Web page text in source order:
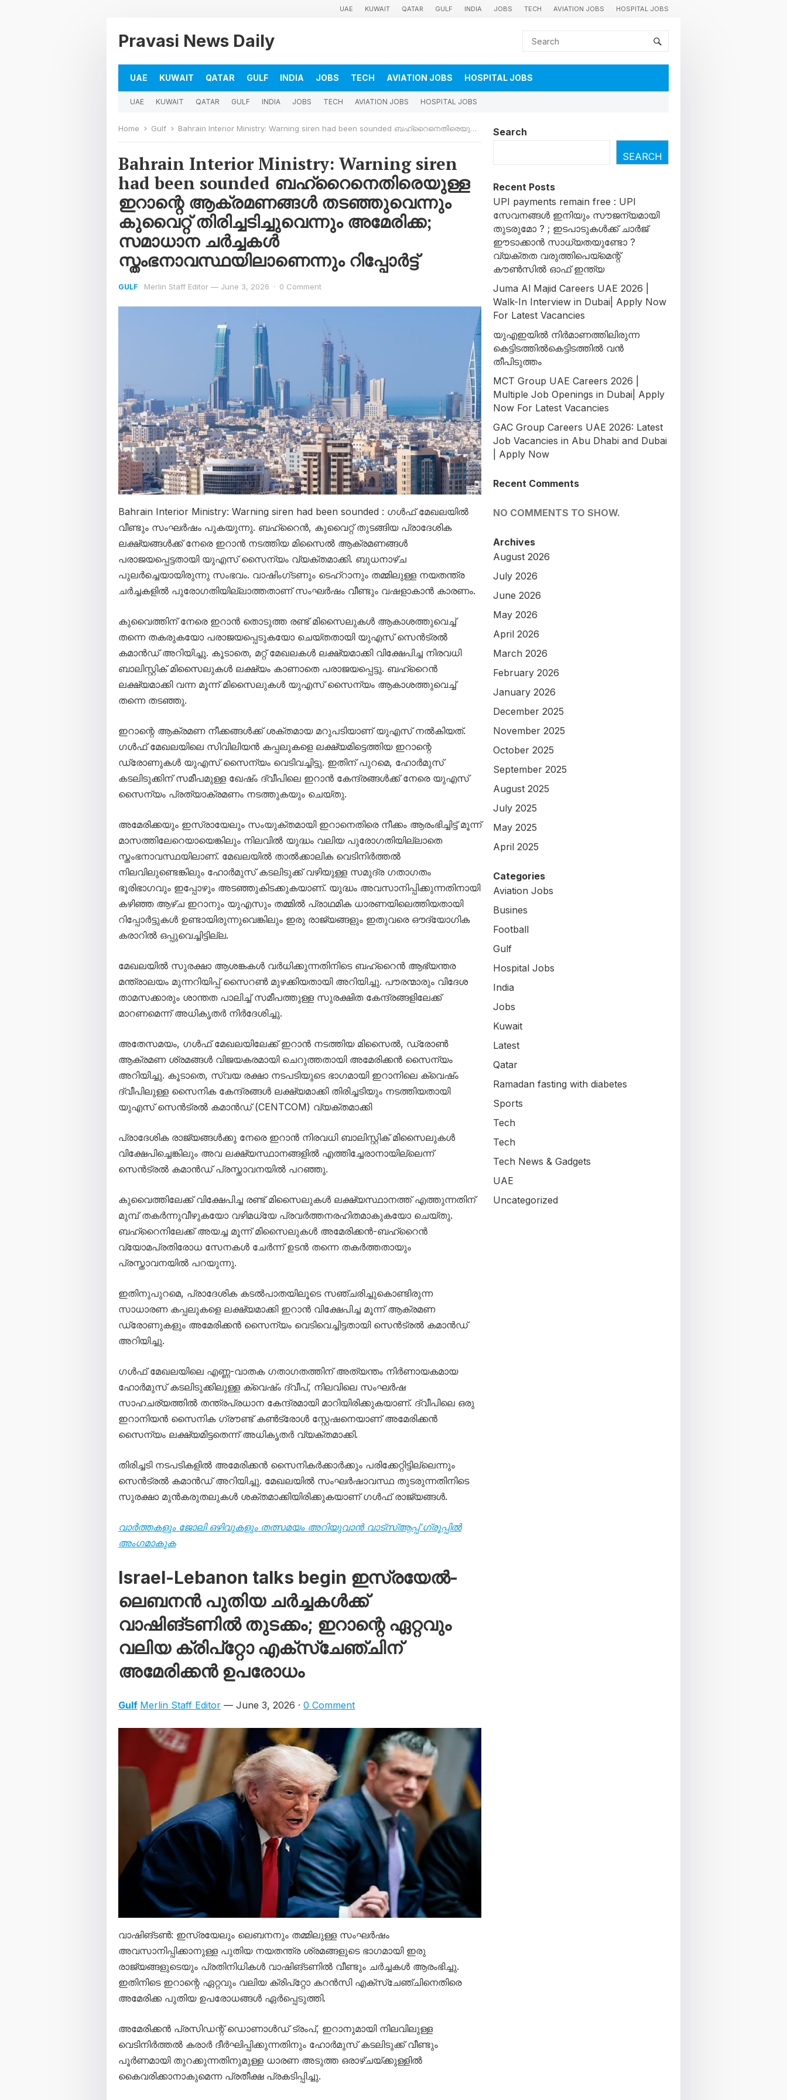
UAE KUWAIT QATAR GULF INDIA JOBS TECH AVIATION JOBS HOSPITAL JOBS
Pravasi News Daily
UAE KUWAIT QATAR GULF INDIA JOBS TECH AVIATION JOBS HOSPITAL JOBS
UAE KUWAIT QATAR GULF INDIA JOBS TECH AVIATION JOBS HOSPITAL JOBS
Home Gulf Bahrain Interior Ministry: Warning siren had been sounded ബഹ്‌റൈനെതിരെയുള്ള ഇറാന്റെ ആക്രമണങ്ങൾ തടഞ്ഞുവെന്നും കുവൈറ്റ് തിരിച്ചടിച്ചുവെന്നും അമേരിക്ക; സമാധാന ചർച്ചകൾ സ്തംഭനാവസ്ഥയിലാണെന്നും റിപ്പോർട്ട്
Bahrain Interior Ministry: Warning siren
had been sounded ബഹ്‌റൈനെതിരെയുള്ള
ഇറാന്റെ ആക്രമണങ്ങൾ തടഞ്ഞുവെന്നും
കുവൈറ്റ് തിരിച്ചടിച്ചുവെന്നും അമേരിക്ക;
സമാധാന ചർച്ചകൾ
സ്തംഭനാവസ്ഥയിലാണെന്നും റിപ്പോർട്ട്
GULF Merlin Staff Editor — June 3, 2026 · 0 Comment
Bahrain Interior Ministry: Warning siren had been sounded : ഗൾഫ് മേഖലയിൽ
വീണ്ടും സംഘർഷം പുകയുന്നു. ബഹ്‌റൈൻ, കുവൈറ്റ് തുടങ്ങിയ പ്രാദേശിക
ലക്ഷ്യങ്ങൾക്ക് നേരെ ഇറാൻ നടത്തിയ മിസൈൽ ആക്രമണങ്ങൾ
പരാജയപ്പെട്ടതായി യുഎസ് സൈന്യം വ്യക്തമാക്കി. ബുധനാഴ്ച
പുലർച്ചെയായിരുന്നു സംഭവം. വാഷിംഗ്ടണും ടെഹ്‌റാനും തമ്മിലുള്ള നയതന്ത്ര
ചർച്ചകളിൽ പുരോഗതിയില്ലാത്തതാണ് സംഘർഷം വീണ്ടും വഷളാകാൻ കാരണം.
കുവൈത്തിന് നേരെ ഇറാൻ തൊടുത്ത രണ്ട് മിസൈലുകൾ ആകാശത്തുവെച്ച്
തന്നെ തകരുകയോ പരാജയപ്പെടുകയോ ചെയ്തതായി യുഎസ് സെൻട്രൽ
കമാൻഡ് അറിയിച്ചു. കൂടാതെ, മറ്റ് മേഖലകൾ ലക്ഷ്യമാക്കി വിക്ഷേപിച്ച നിരവധി
ബാലിസ്റ്റിക് മിസൈലുകൾ ലക്ഷ്യം കാണാതെ പരാജയപ്പെട്ടു. ബഹ്‌റൈൻ
ലക്ഷ്യമാക്കി വന്ന മൂന്ന് മിസൈലുകൾ യുഎസ് സൈന്യം ആകാശത്തുവെച്ച്
തന്നെ തടഞ്ഞു.
ഇറാന്റെ ആക്രമണ നീക്കങ്ങൾക്ക് ശക്തമായ മറുപടിയാണ് യുഎസ് നൽകിയത്.
ഗൾഫ് മേഖലയിലെ സിവിലിയൻ കപ്പലുകളെ ലക്ഷ്യമിട്ടെത്തിയ ഇറാന്റെ
ഡ്രോണുകൾ യുഎസ് സൈന്യം വെടിവച്ചിട്ടു. ഇതിന് പുറമെ, ഹോർമുസ്
കടലിടുക്കിന് സമീപമുള്ള ഖേഷ്ം ദ്വീപിലെ ഇറാൻ കേന്ദ്രങ്ങൾക്ക് നേരെ യുഎസ്
സൈന്യം പ്രത്യാക്രമണം നടത്തുകയും ചെയ്തു.
അമേരിക്കയും ഇസ്രായേലും സംയുക്തമായി ഇറാനെതിരെ നീക്കം ആരംഭിച്ചിട്ട് മൂന്ന്
മാസത്തിലേറെയായെങ്കിലും നിലവിൽ യുദ്ധം വലിയ പുരോഗതിയില്ലാതെ
സ്തംഭനാവസ്ഥയിലാണ്. മേഖലയിൽ താൽക്കാലിക വെടിനിർത്തൽ
നിലവിലുണ്ടെങ്കിലും ഹോർമുസ് കടലിടുക്ക് വഴിയുള്ള സമുദ്ര ഗതാഗതം
ഭൂരിഭാഗവും ഇപ്പോഴും അടഞ്ഞുകിടക്കുകയാണ്. യുദ്ധം അവസാനിപ്പിക്കുന്നതിനായി
കഴിഞ്ഞ ആഴ്ച ഇറാനും യുഎസും തമ്മിൽ പ്രാഥമിക ധാരണയിലെത്തിയതായി
റിപ്പോർട്ടുകൾ ഉണ്ടായിരുന്നുവെങ്കിലും ഇരു രാജ്യങ്ങളും ഇതുവരെ ഔദ്യോഗിക
കരാറിൽ ഒപ്പുവെച്ചിട്ടില്ല.
മേഖലയില്‍ സുരക്ഷാ ആശങ്കകള്‍ വര്‍ധിക്കുന്നതിനിടെ ബഹ്‌റൈന്‍ ആഭ്യന്തര
മന്ത്രാലയം മുന്നറിയിപ്പ് സൈറണ്‍ മുഴക്കിയതായി അറിയിച്ചു. പൗരന്മാരും വിദേശ
താമസക്കാരും ശാന്തത പാലിച്ച് സമീപത്തുള്ള സുരക്ഷിത കേന്ദ്രങ്ങളിലേക്ക്
മാറണമെന്ന് അധികൃതര്‍ നിര്‍ദേശിച്ചു.
അതേസമയം, ഗള്‍ഫ് മേഖലയിലേക്ക് ഇറാന്‍ നടത്തിയ മിസൈല്‍, ഡ്രോണ്‍
ആക്രമണ ശ്രമങ്ങള്‍ വിജയകരമായി ചെറുത്തതായി അമേരിക്കന്‍ സൈന്യം
അറിയിച്ചു. കൂടാതെ, സ്വയ രക്ഷാ നടപടിയുടെ ഭാഗമായി ഇറാനിലെ ക്വെഷ്ം
ദ്വീപിലുള്ള സൈനിക കേന്ദ്രങ്ങള്‍ ലക്ഷ്യമാക്കി തിരിച്ചടിയും നടത്തിയതായി
യുഎസ് സെന്‍ട്രല്‍ കമാന്‍ഡ് (CENTCOM) വ്യക്തമാക്കി
പ്രാദേശിക രാജ്യങ്ങള്‍ക്കു നേരെ ഇറാന്‍ നിരവധി ബാലിസ്റ്റിക് മിസൈലുകള്‍
വിക്ഷേപിച്ചെങ്കിലും അവ ലക്ഷ്യസ്ഥാനങ്ങളില്‍ എത്തിച്ചേരാനായില്ലെന്ന്
സെന്‍ട്രല്‍ കമാന്‍ഡ് പ്രസ്താവനയില്‍ പറഞ്ഞു.
കുവൈത്തിലേക്ക് വിക്ഷേപിച്ച രണ്ട് മിസൈലുകള്‍ ലക്ഷ്യസ്ഥാനത്ത് എത്തുന്നതിന്
മുമ്പ് തകര്‍ന്നുവീഴുകയോ വഴിമധ്യേ പ്രവര്‍ത്തനരഹിതമാകുകയോ ചെയ്തു.
ബഹ്‌റൈനിലേക്ക് അയച്ച മൂന്ന് മിസൈലുകള്‍ അമേരിക്കന്‍-ബഹ്‌റൈന്‍
വ്യോമപ്രതിരോധ സേനകള്‍ ചേര്‍ന്ന് ഉടന്‍ തന്നെ തകര്‍ത്തതായും
പ്രസ്താവനയില്‍ പറയുന്നു.
ഇതിനുപുറമെ, പ്രാദേശിക കടല്‍പാതയിലൂടെ സഞ്ചരിച്ചുകൊണ്ടിരുന്ന
സാധാരണ കപ്പലുകളെ ലക്ഷ്യമാക്കി ഇറാന്‍ വിക്ഷേപിച്ച മൂന്ന് ആക്രമണ
ഡ്രോണുകളും അമേരിക്കന്‍ സൈന്യം വെടിവെച്ചിട്ടതായി സെന്‍ട്രല്‍ കമാന്‍ഡ്
അറിയിച്ചു.
ഗള്‍ഫ് മേഖലയിലെ എണ്ണ-വാതക ഗതാഗതത്തിന് അത്യന്തം നിര്‍ണായകമായ
ഹോര്‍മുസ് കടലിടുക്കിലുള്ള ക്വെഷ്ം ദ്വീപ്, നിലവിലെ സംഘര്‍ഷ
സാഹചര്യത്തില്‍ തന്ത്രപ്രധാന കേന്ദ്രമായി മാറിയിരിക്കുകയാണ്. ദ്വീപിലെ ഒരു
ഇറാനിയന്‍ സൈനിക ഗ്രൗണ്ട് കണ്‍ട്രോള്‍ സ്റ്റേഷനെയാണ് അമേരിക്കന്‍
സൈന്യം ലക്ഷ്യമിട്ടതെന്ന് അധികൃതര്‍ വ്യക്തമാക്കി.
തിരിച്ചടി നടപടികളില്‍ അമേരിക്കന്‍ സൈനികര്‍ക്കാര്‍ക്കും പരിക്കേറ്റിട്ടില്ലെന്നും
സെന്‍ട്രല്‍ കമാന്‍ഡ് അറിയിച്ചു. മേഖലയില്‍ സംഘര്‍ഷാവസ്ഥ തുടരുന്നതിനിടെ
സുരക്ഷാ മുന്‍കരുതലുകള്‍ ശക്തമാക്കിയിരിക്കുകയാണ് ഗള്‍ഫ് രാജ്യങ്ങള്‍.
വാർത്തകളും ജോലി ഒഴിവുകളും തത്സമയം അറിയുവാൻ വാട്സ്ആപ്പ് ഗ്രൂപ്പിൽ
അംഗമാകുക
Israel-Lebanon talks begin ഇസ്രയേല്‍-
ലെബനന്‍ പുതിയ ചര്‍ച്ചകള്‍ക്ക്
വാഷിങ്ടണില്‍ തുടക്കം; ഇറാന്റെ ഏറ്റവും
വലിയ ക്രിപ്‌റ്റോ എക്‌സ്‌ചേഞ്ചിന്
അമേരിക്കന്‍ ഉപരോധം
Gulf Merlin Staff Editor — June 3, 2026 · 0 Comment
വാഷിങ്ടണ്‍: ഇസ്രയേലും ലെബനനും തമ്മിലുള്ള സംഘര്‍ഷം
അവസാനിപ്പിക്കാനുള്ള പുതിയ നയതന്ത്ര ശ്രമങ്ങളുടെ ഭാഗമായി ഇരു
രാജ്യങ്ങളുടെയും പ്രതിനിധികള്‍ വാഷിങ്ടണില്‍ വീണ്ടും ചര്‍ച്ചകള്‍ ആരംഭിച്ചു.
ഇതിനിടെ ഇറാന്റെ ഏറ്റവും വലിയ ക്രിപ്‌റ്റോ കറന്‍സി എക്‌സ്‌ചേഞ്ചിനെതിരെ
അമേരിക്ക പുതിയ ഉപരോധങ്ങള്‍ ഏര്‍പ്പെടുത്തി.
അമേരിക്കന്‍ പ്രസിഡന്റ് ഡൊണാള്‍ഡ് ട്രംപ്, ഇറാനുമായി നിലവിലുള്ള
വെടിനിര്‍ത്തല്‍ കരാര്‍ ദീര്‍ഘിപ്പിക്കുന്നതിനും ഹോര്‍മുസ് കടലിടുക്ക് വീണ്ടും
പൂര്‍ണമായി തുറക്കുന്നതിനുമുള്ള ധാരണ അടുത്ത ഒരാഴ്ചയ്ക്കുള്ളില്‍
കൈവരിക്കാനാകുമെന്ന പ്രതീക്ഷ പ്രകടിപ്പിച്ചു.
Search
SEARCH
Recent Posts
UPI payments remain free : UPI
സേവനങ്ങൾ ഇനിയും സൗജന്യമായി
തുടരുമോ ? ; ഇടപാടുകൾക്ക് ചാർജ്
ഈടാക്കാൻ സാധ്യതയുണ്ടോ ?
വ്യക്തത വരുത്തിപെയ്മെന്റ്
കൗൺസിൽ ഓഫ് ഇന്ത്യ
Juma Al Majid Careers UAE 2026 |
Walk-In Interview in Dubai| Apply Now
For Latest Vacancies
യുഎഇയിൽ നിർമാണത്തിലിരുന്ന
കെട്ടിടത്തിൽകെട്ടിടത്തിൽ വൻ
തീപിടുത്തം
MCT Group UAE Careers 2026 |
Multiple Job Openings in Dubai| Apply
Now For Latest Vacancies
GAC Group Careers UAE 2026: Latest
Job Vacancies in Abu Dhabi and Dubai
| Apply Now
Recent Comments
NO COMMENTS TO SHOW.
Archives
August 2026
July 2026
June 2026
May 2026
April 2026
March 2026
February 2026
January 2026
December 2025
November 2025
October 2025
September 2025
August 2025
July 2025
May 2025
April 2025
Categories
Aviation Jobs
Busines
Football
Gulf
Hospital Jobs
India
Jobs
Kuwait
Latest
Qatar
Ramadan fasting with diabetes
Sports
Tech
Tech
Tech News & Gadgets
UAE
Uncategorized